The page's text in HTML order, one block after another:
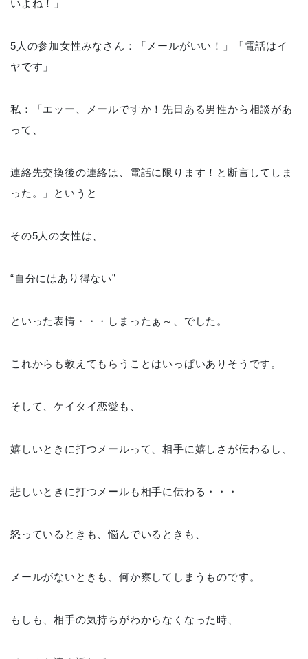
いよね！」
5人の参加女性みなさん：「メールがいい！」「電話はイ
ヤです」
私：「エッー、メールですか！先日ある男性から相談があ
って、
連絡先交換後の連絡は、電話に限ります！と断言してしま
った。」というと
その5人の女性は、
“自分にはあり得ない”
といった表情・・・しまったぁ～、でした。
これからも教えてもらうことはいっぱいありそうです。
そして、ケイタイ恋愛も、
嬉しいときに打つメールって、相手に嬉しさが伝わるし、
悲しいときに打つメールも相手に伝わる・・・
怒っているときも、悩んでいるときも、
メールがないときも、何か察してしまうものです。
もしも、相手の気持ちがわからなくなった時、